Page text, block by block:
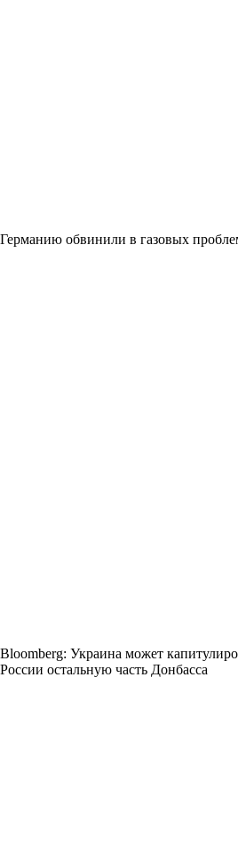
Германию обвинили в газовых
Bloomberg: Украина может
России остальную часть Донбасса